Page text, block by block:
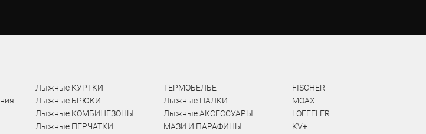
Лыжные КУРТКИ
Лыжные БРЮКИ
Лыжные КОМБИНЕЗОНЫ
Лыжные ПЕРЧАТКИ
ТЕРМОБЕЛЬЕ
Лыжные ПАЛКИ
Лыжные АКСЕССУАРЫ
МАЗИ И ПАРАФИНЫ
FISCHER
MOAX
LOEFFLER
KV+